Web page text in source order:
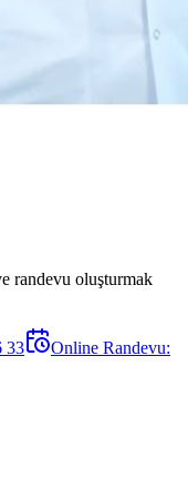
randevu oluşturmak
33
Online Randevu: